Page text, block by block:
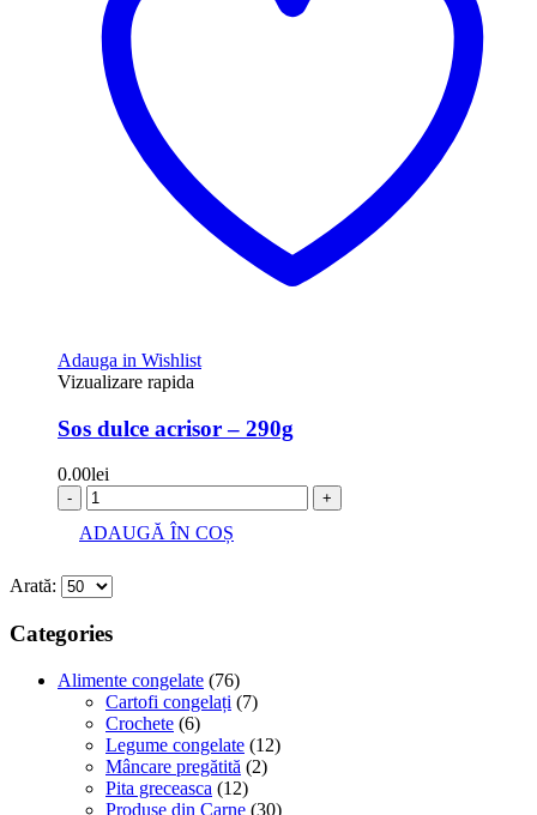
Adauga in Wishlist
Vizualizare rapida
Sos dulce acrisor – 290g
0.00lei
- +
ADAUGĂ ÎN COȘ
Arată:
Categories
Alimente congelate (76)
Cartofi congelați (7)
Crochete (6)
Legume congelate (12)
Mâncare pregătită (2)
Pita greceasca (12)
Produse din Carne (30)